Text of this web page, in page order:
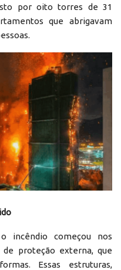
por oito torres de 31
que abrigavam
incêndio começou nos
proteção externa, que
Essas estruturas,